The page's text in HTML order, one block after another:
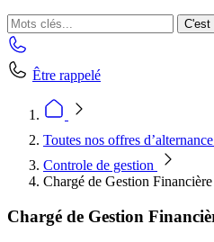
C'est
Être rappelé
Toutes nos offres d’alternance
Controle de gestion
Chargé de Gestion
Chargé de Gestion